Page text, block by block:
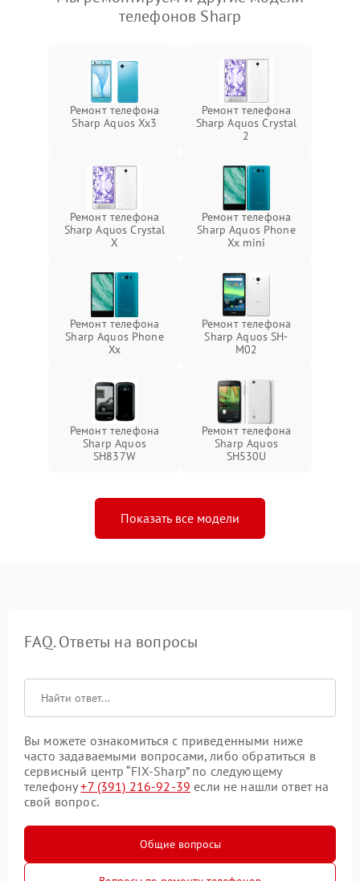
телефонов Sharp
Ремонт телефона
Sharp Aquos Xx3
Ремонт телефона
Sharp Aquos Crystal
2
Ремонт телефона
Sharp Aquos Crystal
X
Ремонт телефона
Sharp Aquos Phone
Xx mini
Ремонт телефона
Sharp Aquos Phone
Xx
Ремонт телефона
Sharp Aquos SH-
M02
Ремонт телефона
Sharp Aquos
SH837W
Ремонт телефона
Sharp Aquos
SH530U
Показать все модели
FAQ. Ответы на вопросы
Вы можете ознакомиться с приведенными ниже
часто задаваемыми вопросами, либо обратиться в
сервисный центр “FIX-Sharp” по следующему
телефону+7 (391) 216-92-39 если не нашли ответ на
свой вопрос.
Общие вопросы